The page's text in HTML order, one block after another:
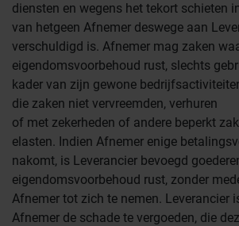
diensten en wegens het tekort schieten
van hetgeen Afnemer deswege aan
verschuldigd is. Afnemer mag zaken
eigendomsvoorbehoud rust, slechts
kader van zijn gewone
die zaken niet vervreemden, verhuren
of met zekerheden of andere beperkt
elasten. Indien Afnemer enige
nakomt, is Leverancier bevoegd
eigendomsvoorbehoud rust, zonder
Afnemer tot zich te nemen. Leverancier
Afnemer de schade te vergoeden, die